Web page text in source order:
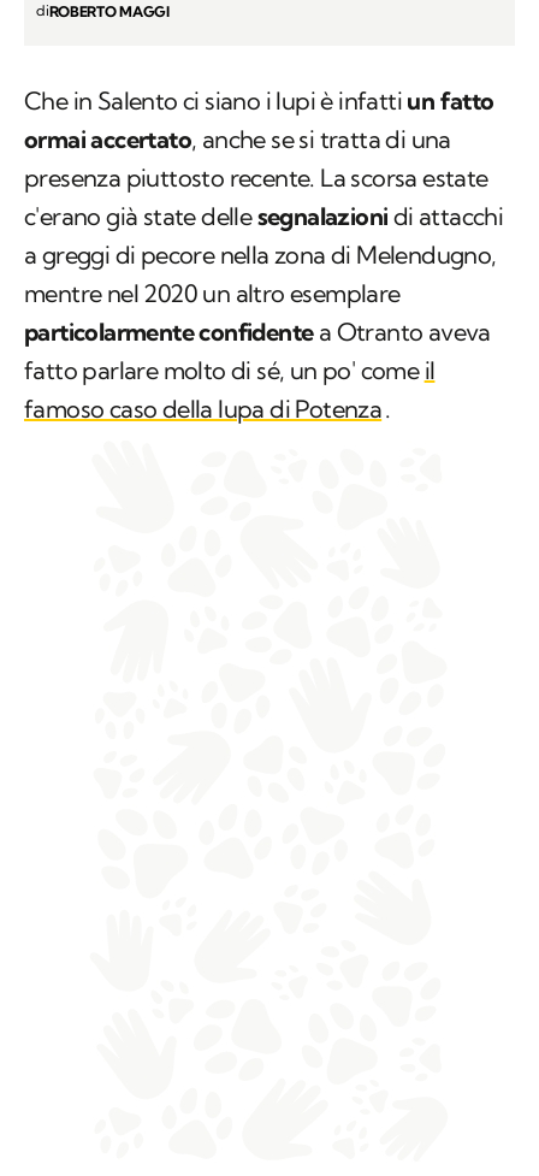
diROBERTO MAGGI
Che in Salento ci siano i lupi è infatti un fatto
ormai accertato, anche se si tratta di una
presenza piuttosto recente. La scorsa estate
c'erano già state dellesegnalazioni di attacchi
a greggi di pecore nella zona di Melendugno,
mentre nel 2020 un altro esemplare
particolarmente confidentea Otranto aveva
fatto parlare molto di sé, un po' come il
famoso caso della lupa di Potenza.